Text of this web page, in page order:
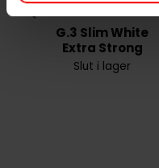
G.3 Slim White
Extra Strong
Slut i lager